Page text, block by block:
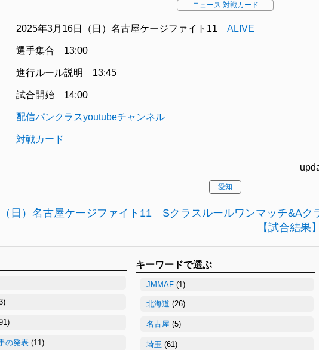
ニュース 対戦カード
2025年3月16日（日）名古屋ケージファイト11 ALIVE
選手集合 13:00
進行ルール説明 13:45
試合開始 14:00
配信パンクラスyoutubeチャンネル
対戦カード
愛知
（日）名古屋ケージファイト11 Sクラスルールワンマッチ&Aク
【試合結
の発表 (11)
キーワードで選ぶ
JMMAF (1)
北海道 (26)
名古屋 (5)
埼玉 (61)